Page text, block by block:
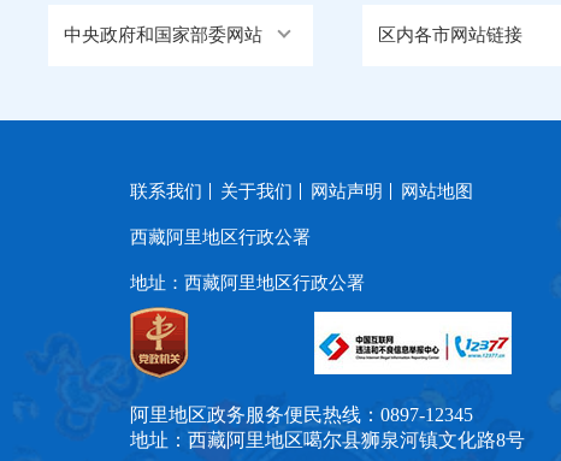
中央政府和国家部委网站 区内各市网站链接
联系我们 关于我们 网站声明 网站地图
西藏阿里地区行政公署
地址：西藏阿里地区行政公署
阿里地区政务服务便民热线：0897-12345
地址：西藏阿里地区噶尔县狮泉河镇文化路8号